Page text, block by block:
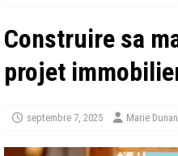
Construire sa
projet
septembre 7, 2025 Marie